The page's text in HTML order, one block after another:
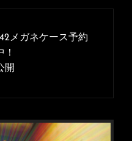
メガネケース予約
！
開